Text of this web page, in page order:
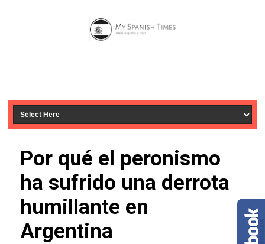
Por qué el peronismo
ha sufrido una derrota
humillante en
Argentina